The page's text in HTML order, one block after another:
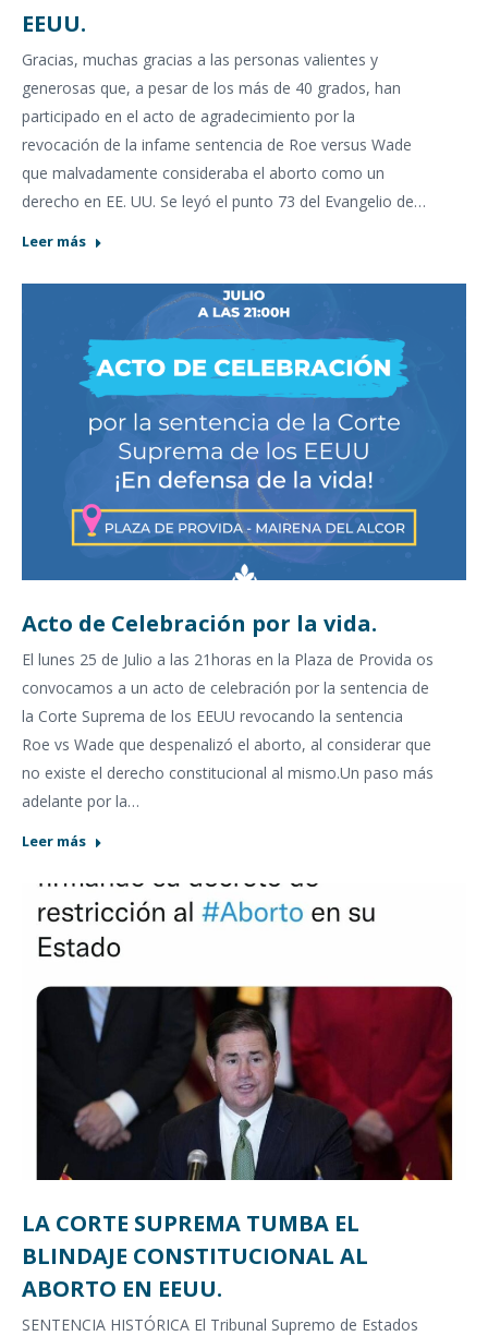
EEUU.
Gracias, muchas gracias a las personas valientes y
generosas que, a pesar de los más de 40 grados, han
participado en el acto de agradecimiento por la
revocación de la infame sentencia de Roe versus Wade
que malvadamente consideraba el aborto como un
derecho en EE. UU. Se leyó el punto 73 del Evangelio de…
Leer más
Acto de Celebración por la vida.
El lunes 25 de Julio a las 21horas en la Plaza de Provida os
convocamos a un acto de celebración por la sentencia de
la Corte Suprema de los EEUU revocando la sentencia
Roe vs Wade que despenalizó el aborto, al considerar que
no existe el derecho constitucional al mismo.Un paso más
adelante por la…
Leer más
LA CORTE SUPREMA TUMBA EL
BLINDAJE CONSTITUCIONAL AL
ABORTO EN EEUU.
SENTENCIA HISTÓRICA El Tribunal Supremo de Estados